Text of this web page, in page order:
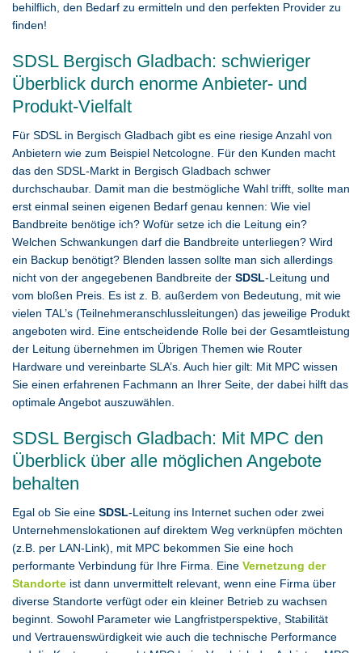
behilflich, den Bedarf zu ermitteln und den perfekten Provider zu
finden!
SDSL Bergisch Gladbach: schwieriger
Überblick durch enorme Anbieter- und
Produkt-Vielfalt
Für SDSL in Bergisch Gladbach gibt es eine riesige Anzahl von
Anbietern wie zum Beispiel Netcologne. Für den Kunden macht
das den SDSL-Markt in Bergisch Gladbach schwer
durchschaubar. Damit man die bestmögliche Wahl trifft, sollte man
erst einmal seinen eigenen Bedarf genau kennen: Wie viel
Bandbreite benötige ich? Wofür setze ich die Leitung ein?
Welchen Schwankungen darf die Bandbreite unterliegen? Wird
ein Backup benötigt? Blenden lassen sollte man sich allerdings
nicht von der angegebenen Bandbreite der SDSL-Leitung und
vom bloßen Preis. Es ist z. B. außerdem von Bedeutung, mit wie
vielen TAL’s (Teilnehmeranschlussleitungen) das jeweilige Produkt
angeboten wird. Eine entscheidende Rolle bei der Gesamtleistung
der Leitung übernehmen im Übrigen Themen wie Router
Hardware und vereinbarte SLA’s. Auch hier gilt: Mit MPC wissen
Sie einen erfahrenen Fachmann an Ihrer Seite, der dabei hilft das
optimale Angebot auszuwählen.
SDSL Bergisch Gladbach: Mit MPC den
Überblick über alle möglichen Angebote
behalten
Egal ob Sie eine SDSL-Leitung ins Internet suchen oder zwei
Unternehmenslokationen auf direktem Weg verknüpfen möchten
(z.B. per LAN-Link), mit MPC bekommen Sie eine hoch
performante Verbindung für Ihre Firma. Eine Vernetzung der
Standorte ist dann unvermittelt relevant, wenn eine Firma über
diverse Standorte verfügt oder ein kleiner Betrieb zu wachsen
beginnt. Sowohl Parameter wie Langfristperspektive, Stabilität
und Vertrauenswürdigkeit wie auch die technische Performance